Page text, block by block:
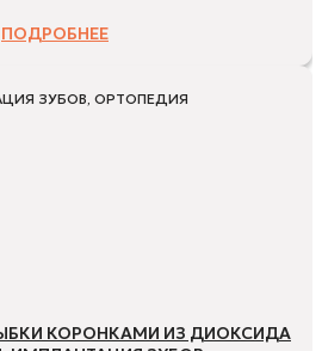
ПОДРОБНЕЕ
ЗУБОВ, ОРТОПЕДИЯ
КОРОНКАМИ ИЗ ДИОКСИДА